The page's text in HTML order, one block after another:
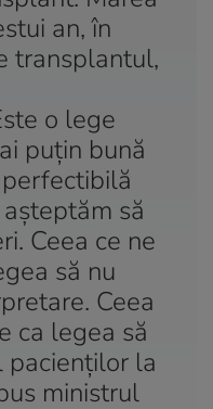
an, în
transplantul,
o lege
puţin bună
să
Ceea ce ne
să nu
Ceea
ca legea să
pacienţilor la
ministrul